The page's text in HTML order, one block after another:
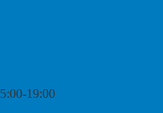
19:00